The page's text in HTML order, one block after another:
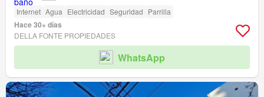
Internet Agua Electricidad Seguridad Parrilla
Hace 30+ días
DELLA FONTE PROPIEDADES
WhatsApp